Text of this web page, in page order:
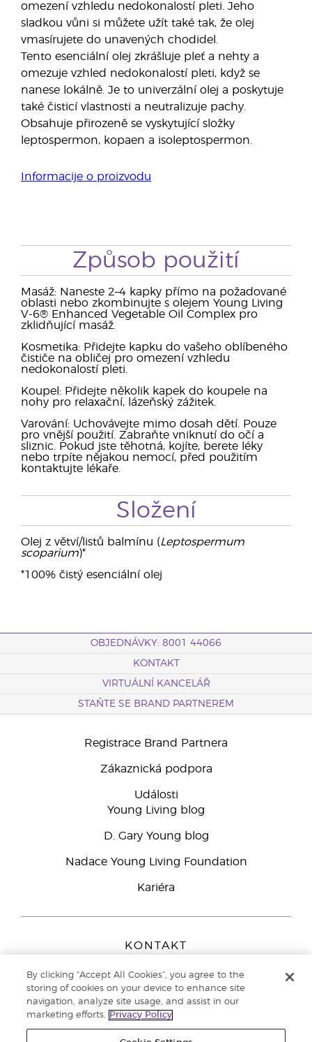
omezení vzhledu nedokonalostí pleti. Jeho
sladkou vůni si můžete užít také tak, že olej
vmasírujete do unavených chodidel.
Tento esenciální olej zkrášluje pleť a nehty a
omezuje vzhled nedokonalostí pleti, když se
nanese lokálně. Je to univerzální olej a poskytuje
také čisticí vlastnosti a neutralizuje pachy.
Obsahuje přirozeně se vyskytující složky
leptospermon, kopaen a isoleptospermon.
Informacije o proizvodu
Způsob použití
Masáž: Naneste 2–4 kapky přímo na požadované
oblasti nebo zkombinujte s olejem Young Living
V-6® Enhanced Vegetable Oil Complex pro
zklidňující masáž.
Kosmetika: Přidejte kapku do vašeho oblíbeného
čističe na obličej pro omezení vzhledu
nedokonalostí pleti.
Koupel: Přidejte několik kapek do koupele na
nohy pro relaxační, lázeňský zážitek.
Varování: Uchovávejte mimo dosah dětí. Pouze
pro vnější použití. Zabraňte vniknutí do očí a
sliznic. Pokud jste těhotná, kojíte, berete léky
nebo trpíte nějakou nemocí, před použitím
kontaktujte lékaře.
Složení
Olej z větví/listů balmínu (Leptospermum
scoparium)*
*100% čistý esenciální olej
OBJEDNÁVKY: 8001 44066
KONTAKT
VIRTUÁLNÍ KANCELÁŘ
STAŇTE SE BRAND PARTNEREM
Registrace Brand Partnera
Zákaznická podpora
Události
Young Living blog
D. Gary Young blog
Nadace Young Living Foundation
Kariéra
KONTAKT
Peizerweg 97
9727 AJ Groningen
Netherlands
Zákaznická podpora800 144 066
By clicking “Accept All Cookies”, you agree to the
storing of cookies on your device to enhance site
navigation, analyze site usage, and assist in our
marketing efforts.
Privacy Policy